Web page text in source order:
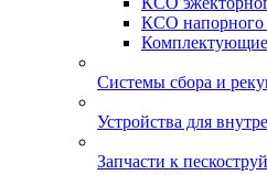
КСО напорного
Системы сбора и
Устройства для
Запчасти к